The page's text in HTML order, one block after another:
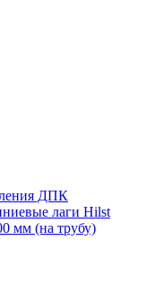
ДПК
лаги Hilst
мм (на трубу)